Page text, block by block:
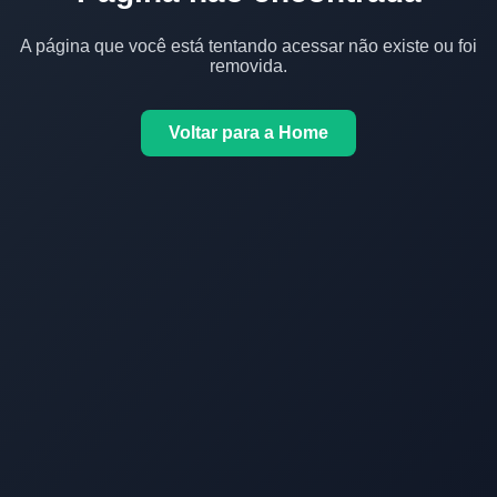
A página que você está tentando acessar não existe ou foi
removida.
Voltar para a Home